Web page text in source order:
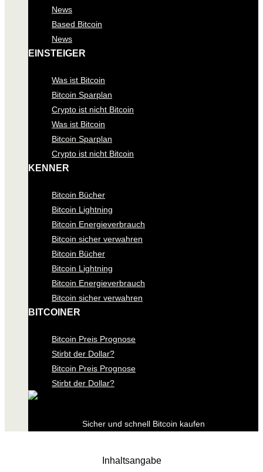
News
Based Bitcoin
News
EINSTEIGER
Was ist Bitcoin
Bitcoin Sparplan
Crypto ist nicht Bitcoin
Was ist Bitcoin
Bitcoin Sparplan
Crypto ist nicht Bitcoin
KENNER
Bitcoin Bücher
Bitcoin Lightning
Bitcoin Energieverbrauch
Bitcoin sicher verwahren
Bitcoin Bücher
Bitcoin Lightning
Bitcoin Energieverbrauch
Bitcoin sicher verwahren
BITCOINER
Bitcoin Preis Prognose
Stirbt der Dollar?
Bitcoin Preis Prognose
Stirbt der Dollar?
Sicher und schnell Bitcoin kaufen
Inhaltsangabe